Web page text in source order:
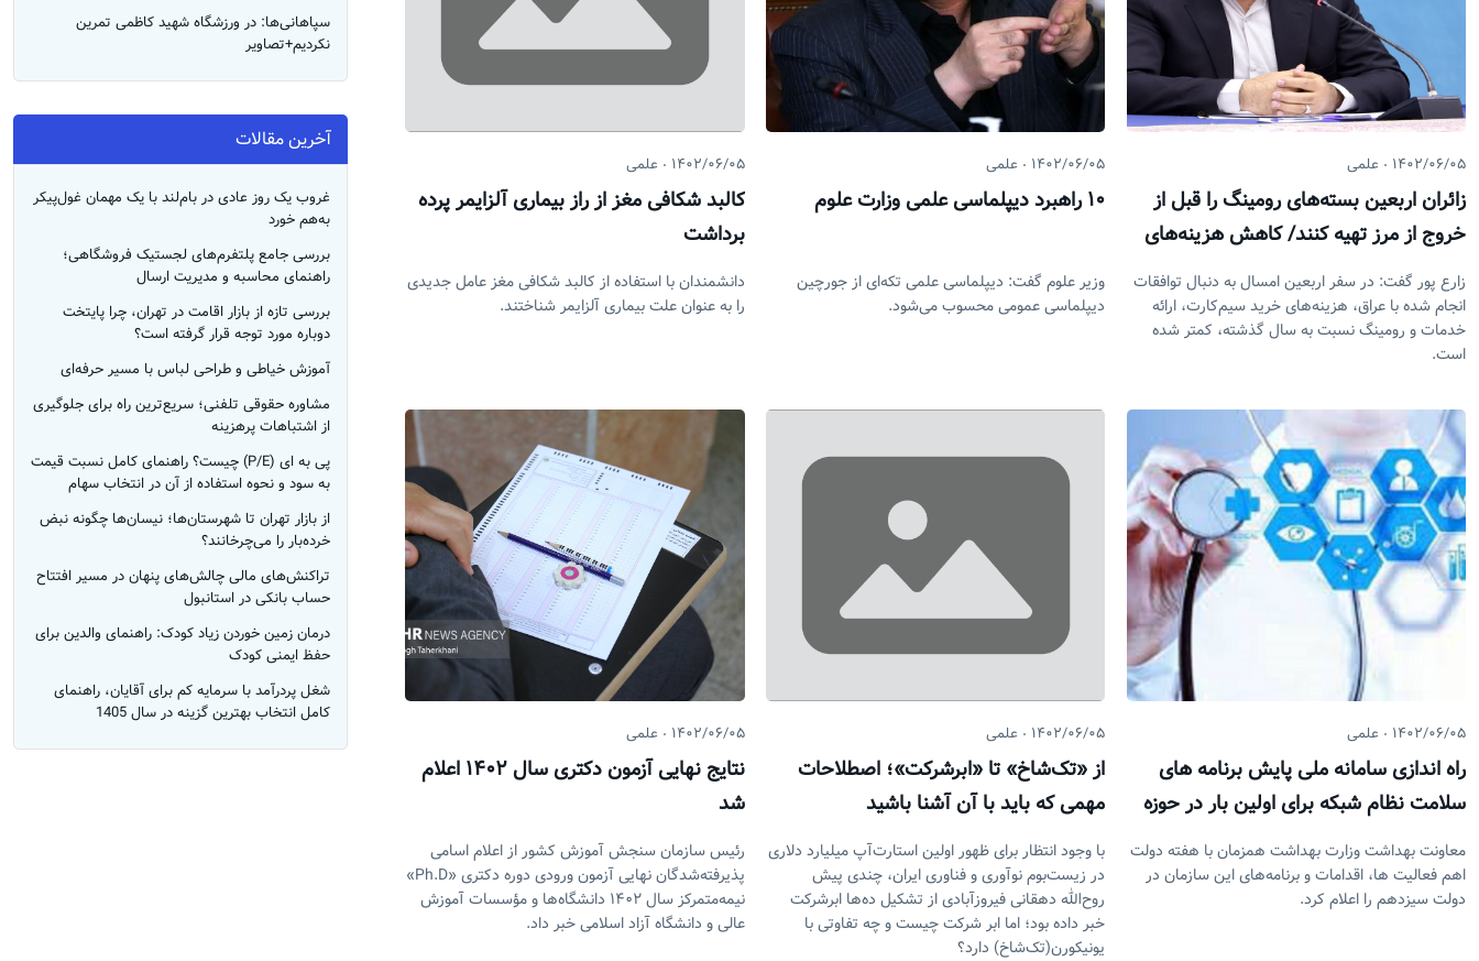
۱۴۰۲/۰۶/۰۵ علمی
زائران اربعین بسته‌های رومینگ را قبل از
خروج از مرز تهیه کنند/ کاهش هزینه‌های
ارتباطی در عراق نسبت به سال گذشته
زارع پور گفت: در سفر اربعین امسال به دنبال توافقات
انجام شده با عراق، هزینه‌های خرید سیم‌کارت، ارائه
خدمات و رومینگ نسبت به سال گذشته، کمتر شده
است.
۱۴۰۲/۰۶/۰۵ علمی
۱۰ راهبرد دیپلماسی علمی وزارت علوم
وزیر علوم گفت: دیپلماسی علمی تکه‌ای از جورچین
دیپلماسی عمومی محسوب می‌شود.
۱۴۰۲/۰۶/۰۵ علمی
کالبد شکافی مغز از راز بیماری آلزایمر پرده
برداشت
دانشمندان با استفاده از کالبد شکافی مغز عامل جدیدی
را به عنوان علت بیماری آلزایمر شناختند.
۱۴۰۲/۰۶/۰۵ علمی
راه اندازی سامانه ملی پایش برنامه های
سلامت نظام شبکه برای اولین بار در حوزه
بهداشت
معاونت بهداشت وزارت بهداشت همزمان با هفته دولت
اهم فعالیت ها، اقدامات و برنامه‌های این سازمان در
دولت سیزدهم را اعلام کرد.
۱۴۰۲/۰۶/۰۵ علمی
از «تک‌شاخ» تا «ابرشرکت»؛ اصطلاحات
مهمی که باید با آن آشنا باشید
با وجود انتظار برای ظهور اولین استارت‌آپ میلیارد دلاری
در زیست‌بوم نوآوری و فناوری ایران، چندی پیش
روح‌الله دهقانی فیروزآبادی از تشکیل ده‌ها ابرشرکت
خبر داده بود؛ اما ابر شرکت چیست و چه تفاوتی با
یونیکورن(تک‌شاخ) دارد؟
۱۴۰۲/۰۶/۰۵ علمی
نتایج نهایی آزمون دکتری سال ۱۴۰۲ اعلام
شد
رئیس سازمان سنجش آموزش کشور از اعلام اسامی
پذیرفته‌شدگان نهایی آزمون ورودی دوره دکتری «Ph.D»
نیمه‌متمرکز سال ۱۴۰۲ دانشگاه‌ها و مؤسسات آموزش
عالی و دانشگاه آزاد اسلامی خبر داد.
سپاهانی‌ها: در ورزشگاه شهید کاظمی تمرین
نکردیم+تصاویر
آخرین مقالات
غروب یک روز عادی در بام‌لند با یک مهمان غول‌پیکر
به‌هم خورد
بررسی جامع پلتفرم‌های لجستیک فروشگاهی؛
راهنمای محاسبه و مدیریت ارسال
بررسی تازه از بازار اقامت در تهران، چرا پایتخت
دوباره مورد توجه قرار گرفته است؟
آموزش خیاطی و طراحی لباس با مسیر حرفه‌ای
مشاوره حقوقی تلفنی؛ سریع‌ترین راه برای جلوگیری
از اشتباهات پرهزینه
پی به ای (P/E) چیست؟ راهنمای کامل نسبت قیمت
به سود و نحوه استفاده از آن در انتخاب سهام
از بازار تهران تا شهرستان‌ها؛ نیسان‌ها چگونه نبض
خرده‌بار را می‌چرخانند؟
تراکنش‌های مالی چالش‌های پنهان در مسیر افتتاح
حساب بانکی در استانبول
درمان زمین خوردن زیاد کودک: راهنمای والدین برای
حفظ ایمنی کودک
شغل پردرآمد با سرمایه کم برای آقایان، راهنمای
کامل انتخاب بهترین گزینه در سال 1405